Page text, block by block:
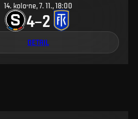
14. kolo ne, 7. 11., 18:00
4–2
DETAIL